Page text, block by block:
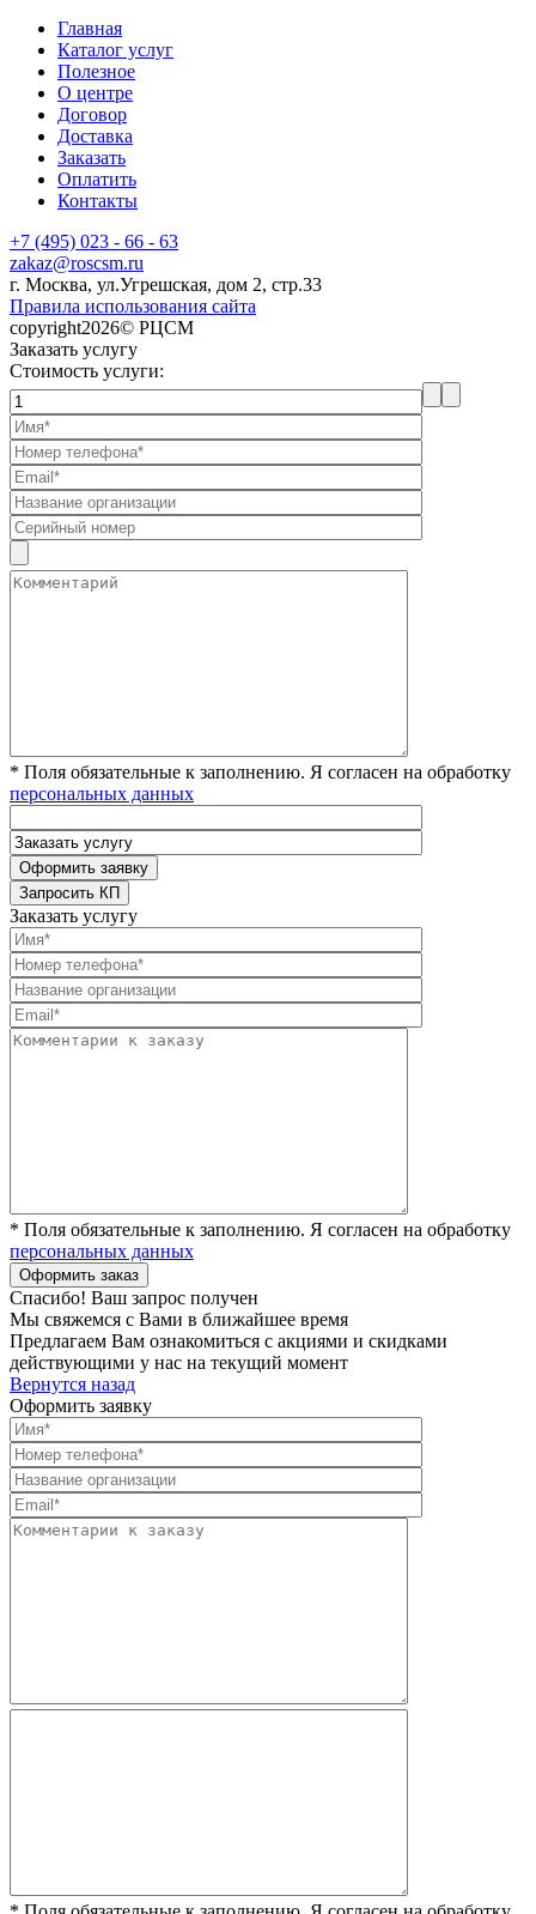
Главная
Каталог услуг
Полезное
О центре
Договор
Доставка
Заказать
Оплатить
Контакты
+7 (495) 023 - 66 - 63
zakaz@roscsm.ru
г. Москва, ул.Угрешская, дом 2, стр.33
Правила использования сайта
copyright2026© РЦСМ
Заказать услугу
Стоимость услуги:
* Поля обязательные к заполнению. Я согласен на обработку
персональных данных
Заказать услугу
* Поля обязательные к заполнению. Я согласен на обработку
персональных данных
Спасибо! Ваш запрос получен
Мы свяжемся с Вами в ближайшее время
Предлагаем Вам ознакомиться с акциями и скидками
действующими у нас на текущий момент
Вернутся назад
Оформить заявку